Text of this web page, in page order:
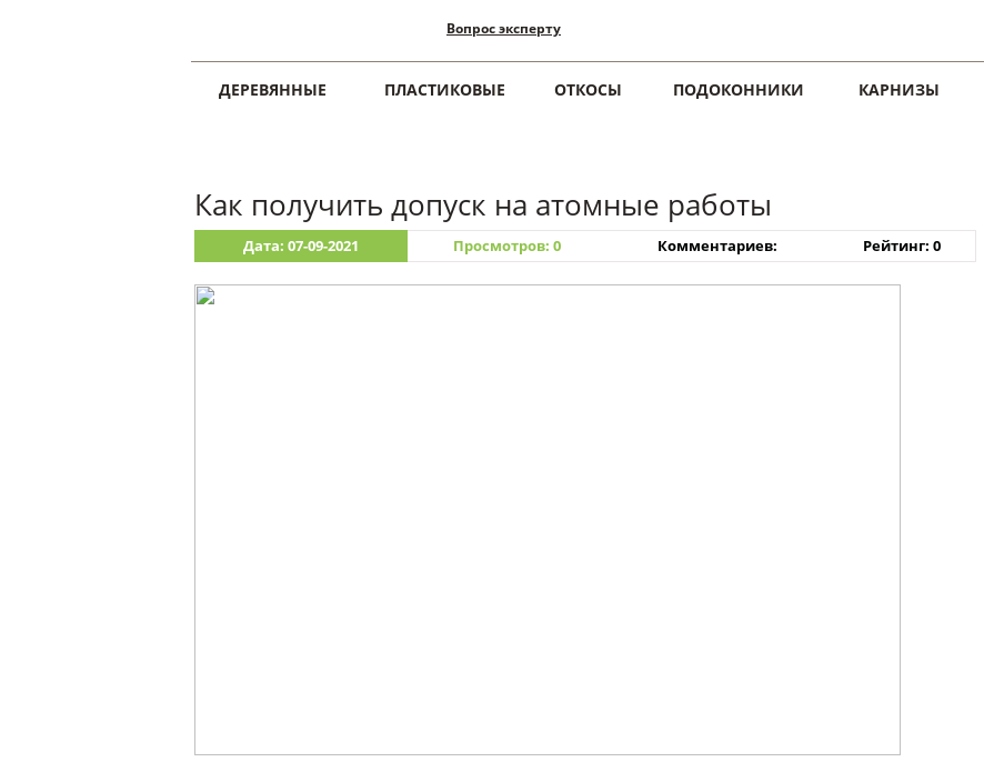
Вопрос эксперту
ДЕРЕВЯННЫЕ ПЛАСТИКОВЫЕ ОТКОСЫ ПОДОКОННИКИ КАРНИЗЫ
Как получить допуск на атомные работы
Дата: 07-09-2021 Просмотров: 0 Комментариев: Рейтинг: 0